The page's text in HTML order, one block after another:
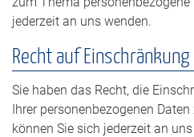
jederzeit an uns wenden.
Recht auf
Sie haben das Recht, die
Ihrer personenbezogenen
können Sie sich jederzeit an